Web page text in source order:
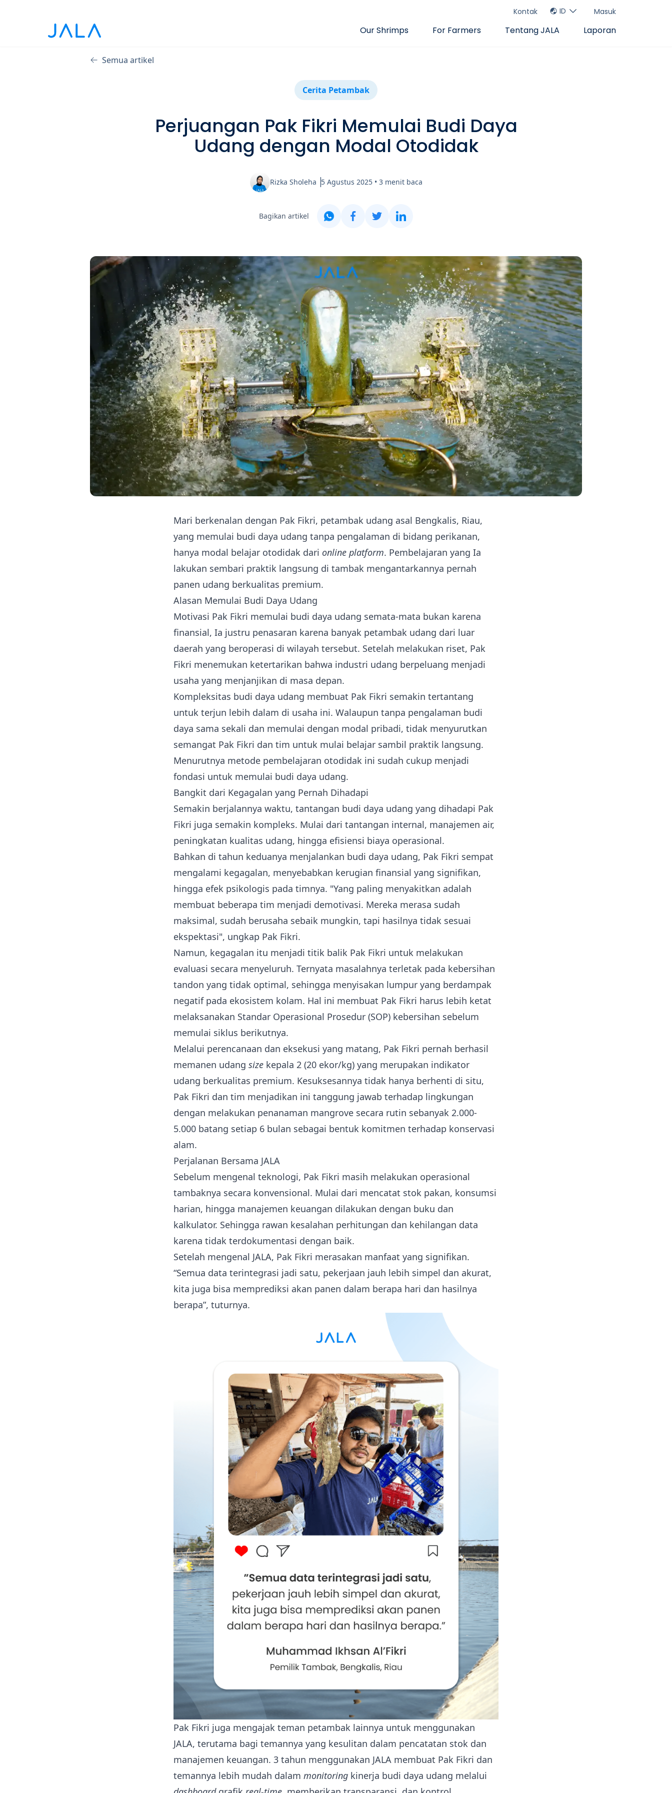
Kontak ID Masuk
Our Shrimps For Farmers Tentang JALA Laporan
Semua artikel
Cerita Petambak
Perjuangan Pak Fikri Memulai Budi Daya
Udang dengan Modal Otodidak
Rizka Sholeha 5 Agustus 2025 • 3 menit baca
Bagikan artikel
Mari berkenalan dengan Pak Fikri, petambak udang asal Bengkalis, Riau,
yang memulai budi daya udang tanpa pengalaman di bidang perikanan,
hanya modal belajar otodidak dari online platform. Pembelajaran yang Ia
lakukan sembari praktik langsung di tambak mengantarkannya pernah
panen udang berkualitas premium.
Alasan Memulai Budi Daya Udang
Motivasi Pak Fikri memulai budi daya udang semata-mata bukan karena
finansial, Ia justru penasaran karena banyak petambak udang dari luar
daerah yang beroperasi di wilayah tersebut. Setelah melakukan riset, Pak
Fikri menemukan ketertarikan bahwa industri udang berpeluang menjadi
usaha yang menjanjikan di masa depan.
Kompleksitas budi daya udang membuat Pak Fikri semakin tertantang
untuk terjun lebih dalam di usaha ini. Walaupun tanpa pengalaman budi
daya sama sekali dan memulai dengan modal pribadi, tidak menyurutkan
semangat Pak Fikri dan tim untuk mulai belajar sambil praktik langsung.
Menurutnya metode pembelajaran otodidak ini sudah cukup menjadi
fondasi untuk memulai budi daya udang.
Bangkit dari Kegagalan yang Pernah Dihadapi
Semakin berjalannya waktu, tantangan budi daya udang yang dihadapi Pak
Fikri juga semakin kompleks. Mulai dari tantangan internal, manajemen air,
peningkatan kualitas udang, hingga efisiensi biaya operasional.
Bahkan di tahun keduanya menjalankan budi daya udang, Pak Fikri sempat
mengalami kegagalan, menyebabkan kerugian finansial yang signifikan,
hingga efek psikologis pada timnya. "Yang paling menyakitkan adalah
membuat beberapa tim menjadi demotivasi. Mereka merasa sudah
maksimal, sudah berusaha sebaik mungkin, tapi hasilnya tidak sesuai
ekspektasi", ungkap Pak Fikri.
Namun, kegagalan itu menjadi titik balik Pak Fikri untuk melakukan
evaluasi secara menyeluruh. Ternyata masalahnya terletak pada kebersihan
tandon yang tidak optimal, sehingga menyisakan lumpur yang berdampak
negatif pada ekosistem kolam. Hal ini membuat Pak Fikri harus lebih ketat
melaksanakan Standar Operasional Prosedur (SOP) kebersihan sebelum
memulai siklus berikutnya.
Melalui perencanaan dan eksekusi yang matang, Pak Fikri pernah berhasil
memanen udang size kepala 2 (20 ekor/kg) yang merupakan indikator
udang berkualitas premium. Kesuksesannya tidak hanya berhenti di situ,
Pak Fikri dan tim menjadikan ini tanggung jawab terhadap lingkungan
dengan melakukan penanaman mangrove secara rutin sebanyak 2.000-
5.000 batang setiap 6 bulan sebagai bentuk komitmen terhadap konservasi
alam.
Perjalanan Bersama JALA
Sebelum mengenal teknologi, Pak Fikri masih melakukan operasional
tambaknya secara konvensional. Mulai dari mencatat stok pakan, konsumsi
harian, hingga manajemen keuangan dilakukan dengan buku dan
kalkulator. Sehingga rawan kesalahan perhitungan dan kehilangan data
karena tidak terdokumentasi dengan baik.
Setelah mengenal JALA, Pak Fikri merasakan manfaat yang signifikan.
“Semua data terintegrasi jadi satu, pekerjaan jauh lebih simpel dan akurat,
kita juga bisa memprediksi akan panen dalam berapa hari dan hasilnya
berapa”, tuturnya.
Pak Fikri juga mengajak teman petambak lainnya untuk menggunakan
JALA, terutama bagi temannya yang kesulitan dalam pencatatan stok dan
manajemen keuangan. 3 tahun menggunakan JALA membuat Pak Fikri dan
temannya lebih mudah dalam monitoring kinerja budi daya udang melalui